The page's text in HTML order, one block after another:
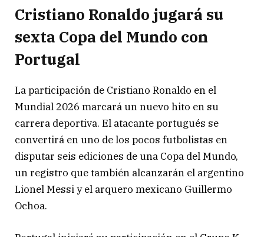
Cristiano Ronaldo jugará su
sexta Copa del Mundo con
Portugal
La participación de Cristiano Ronaldo en el
Mundial 2026 marcará un nuevo hito en su
carrera deportiva. El atacante portugués se
convertirá en uno de los pocos futbolistas en
disputar seis ediciones de una Copa del Mundo,
un registro que también alcanzarán el argentino
Lionel Messi y el arquero mexicano Guillermo
Ochoa.